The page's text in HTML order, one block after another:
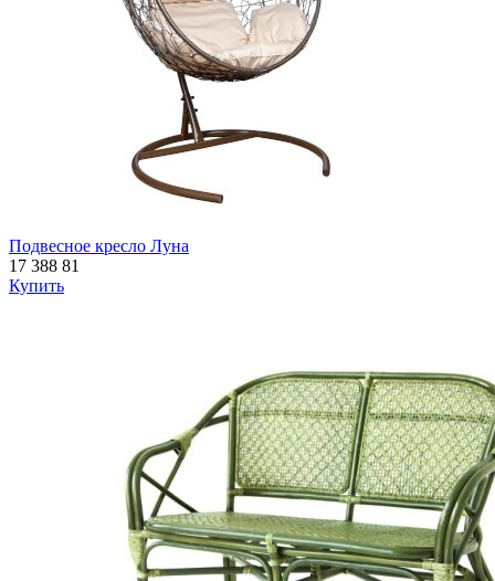
Подвесное кресло Луна
17 388 81
Купить